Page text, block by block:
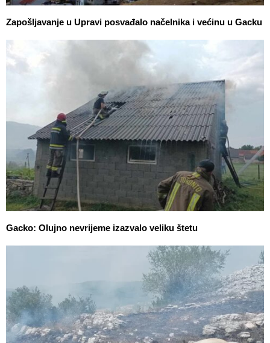
Zapošljavanje u Upravi posvađalo načelnika i većinu u Gacku
Gacko: Olujno nevrijeme izazvalo veliku štetu